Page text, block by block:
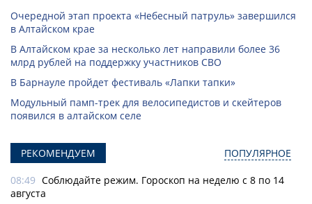
Очередной этап проекта «Небесный патруль» завершился
в Алтайском крае
В Алтайском крае за несколько лет направили более 36
млрд рублей на поддержку участников СВО
В Барнауле пройдет фестиваль «Лапки тапки»
Модульный памп-трек для велосипедистов и скейтеров
появился в алтайском селе
РЕКОМЕНДУЕМ ПОПУЛЯРНОЕ
08:49 Соблюдайте режим. Гороскоп на неделю с 8 по 14
августа